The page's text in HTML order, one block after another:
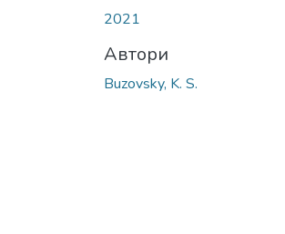
2021
Автори
Buzovsky, K. S.